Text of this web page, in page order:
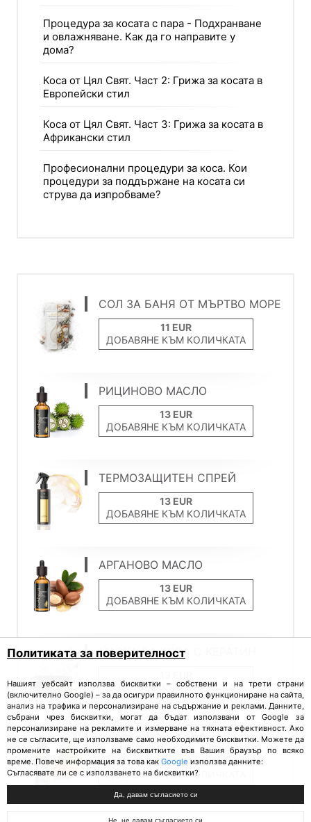
Процедура за косата с пара - Подхранване
и овлажняване. Как да го направите у
дома?
Коса от Цял Свят. Част 2: Грижа за косата в
Европейски стил
Коса от Цял Свят. Част 3: Грижа за косата в
Африкански стил
Професионални процедури за коса. Кои
процедури за поддържане на косата си
струва да изпробваме?
СОЛ ЗА БАНЯ ОТ МЪРТВО МОРЕ
ДОБАВЯНЕ КЪМ КОЛИЧКАТА
РИЦИНОВО МАСЛО
ДОБАВЯНЕ КЪМ КОЛИЧКАТА
ТЕРМОЗАЩИТЕН СПРЕЙ
ДОБАВЯНЕ КЪМ КОЛИЧКАТА
АРГАНОВО МАСЛО
ДОБАВЯНЕ КЪМ КОЛИЧКАТА
МАСКА ЗА КОСА С КЕРАТИН
ДОБАВЯНЕ КЪМ КОЛИЧКАТА
БАДЕМОВО МАСЛО
ДОБАВЯНЕ КЪМ КОЛИЧКАТА
Политиката за поверителност
Нашият уебсайт използва бисквитки – собствени и на трети страни
(включително Google) – за да осигури правилното функциониране на сайта,
анализ на трафика и персонализиране на съдържание и реклами. Данните,
събрани чрез бисквитки, могат да бъдат използвани от Google за
персонализиране на рекламите и измерване на тяхната ефективност. Ако
не се съгласите, ще използваме само необходимите бисквитки. Можете да
промените настройките на бисквитките във Вашия браузър по всяко
време. Повече информация за това как Google използва данните:
Съгласявате ли се с използването на бисквитки?
Да, давам съгласието си
Не, не давам съгласието си